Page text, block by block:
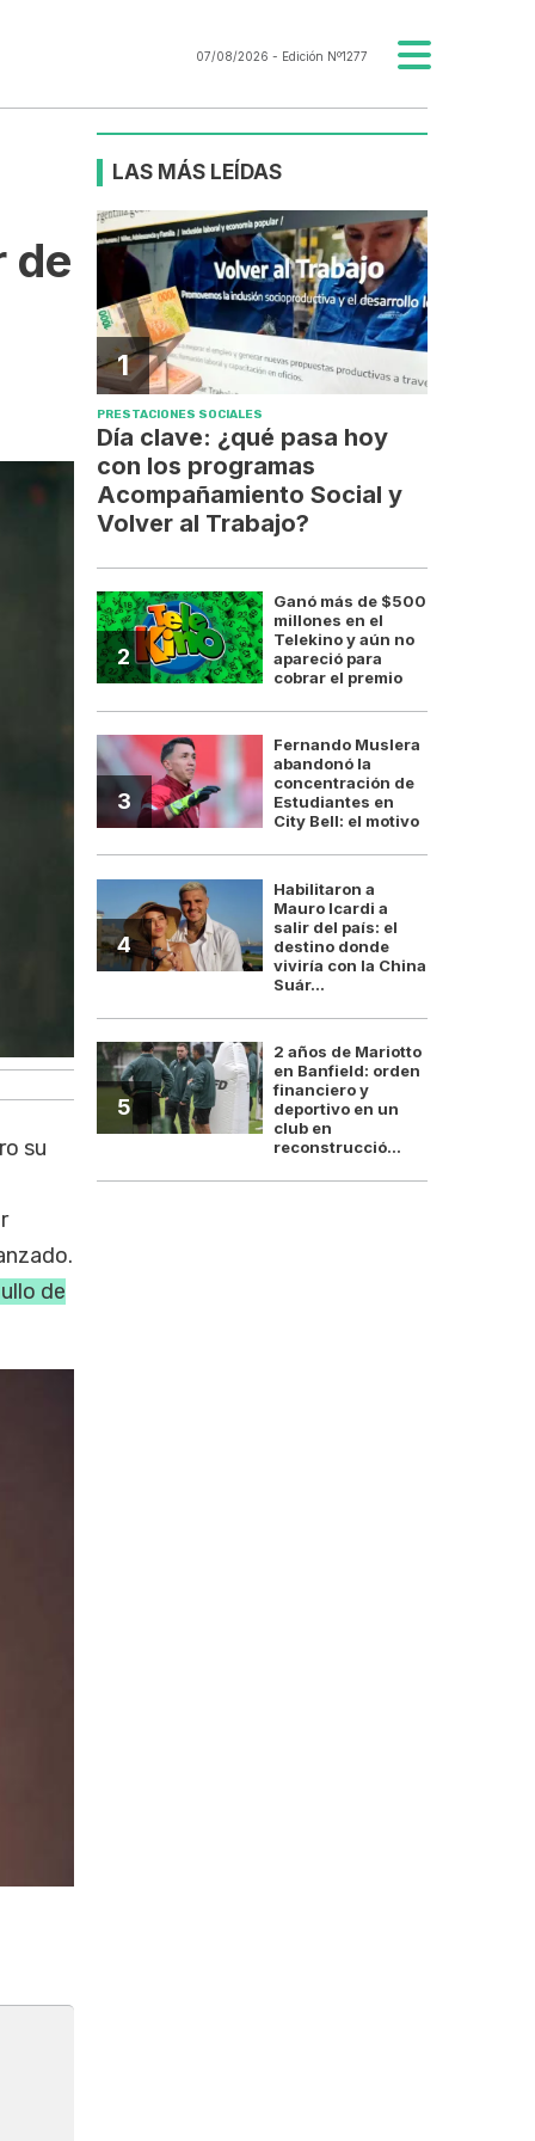
07/08/2026 - Edición Nº1277
de
su
de
LAS MÁS LEÍDAS
1
PRESTACIONES SOCIALES
Día clave: ¿qué pasa hoy
con los programas
Acompañamiento Social y
Volver al Trabajo?
2
Ganó más de $500
millones en el
Telekino y aún no
apareció para
cobrar el premio
3
Fernando Muslera
abandonó la
concentración de
Estudiantes en
City Bell: el motivo
4
Habilitaron a
Mauro Icardi a
salir del país: el
destino donde
viviría con la China
Suár...
5
2 años de Mariotto
en Banfield: orden
financiero y
deportivo en un
club en
reconstrucció...